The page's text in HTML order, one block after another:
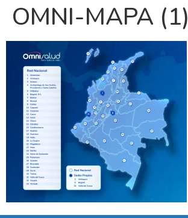
OMNI-MAPA (1)